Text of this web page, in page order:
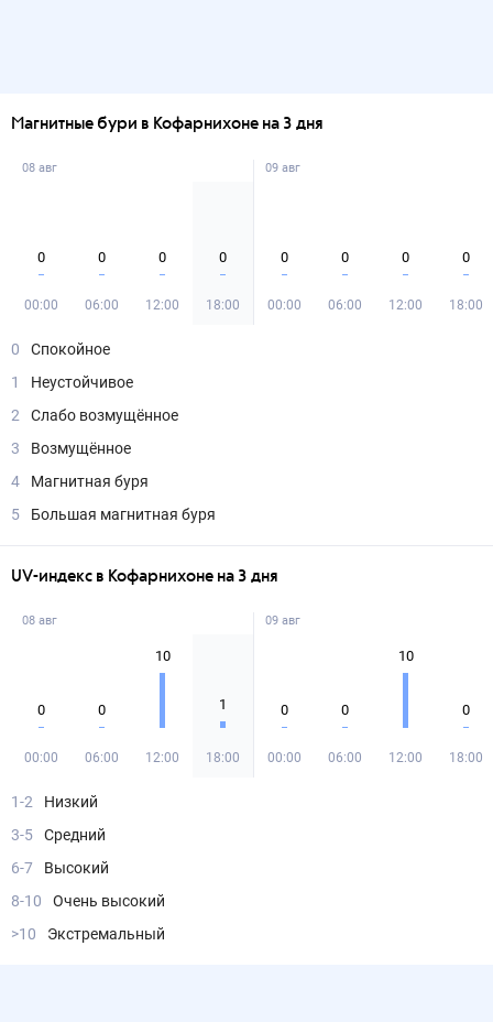
Магнитные бури в Кофарнихоне на 3 дня
08 авг
0
00:00
0
06:00
0
12:00
0
18:00
09 авг
0
00:00
0
06:00
0
12:00
0
18:00
0
Спокойное
1
Неустойчивое
2
Слабо возмущённое
3
Возмущённое
4
Магнитная буря
5
Большая магнитная буря
UV-индекс в Кофарнихоне на 3 дня
08 авг
0
00:00
0
06:00
10
12:00
1
18:00
09 авг
0
00:00
0
06:00
10
12:00
0
18:00
1-2
Низкий
3-5
Средний
6-7
Высокий
8-10
Очень высокий
>10
Экстремальный